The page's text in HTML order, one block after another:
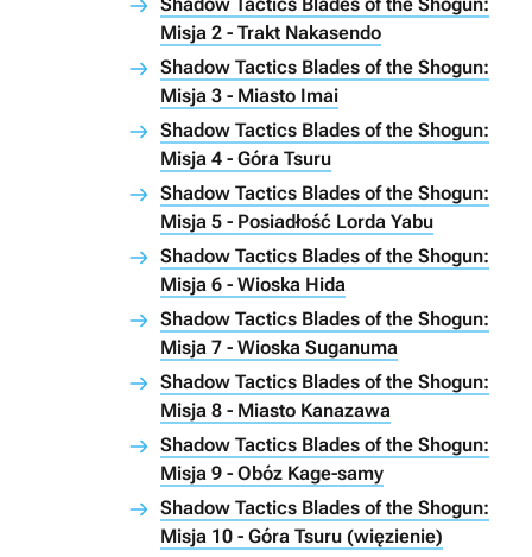
Misja 2 - Trakt Nakasendo
Shadow Tactics Blades of the Shogun:
Misja 3 - Miasto Imai
Shadow Tactics Blades of the Shogun:
Misja 4 - Góra Tsuru
Shadow Tactics Blades of the Shogun:
Misja 5 - Posiadłość Lorda Yabu
Shadow Tactics Blades of the Shogun:
Misja 6 - Wioska Hida
Shadow Tactics Blades of the Shogun:
Misja 7 - Wioska Suganuma
Shadow Tactics Blades of the Shogun:
Misja 8 - Miasto Kanazawa
Shadow Tactics Blades of the Shogun:
Misja 9 - Obóz Kage-samy
Shadow Tactics Blades of the Shogun:
Misja 10 - Góra Tsuru (więzienie)